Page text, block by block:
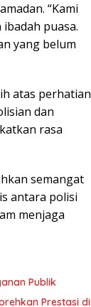
“Kami
puasa.
yang belum
atas perhatian
dan
rasa
semangat
antara polisi
menjaga
Publik
Prestasi di